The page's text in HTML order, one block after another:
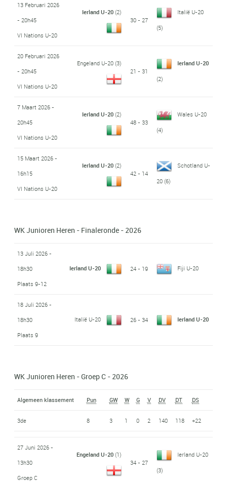
13 Februari 2026
- 20h45
VI Nations U-20
Ierland U-20(2)
30 - 27
Italië U-20
(5)
20 Februari 2026
- 20h45
VI Nations U-20
Engeland U-20(3)
21 - 31
Ierland U-20
(2)
7 Maart 2026 -
20h45
VI Nations U-20
Ierland U-20(2)
48 - 33
Wales U-20
(4)
15 Maart 2026 -
16h15
VI Nations U-20
Ierland U-20(2)
42 - 14
Schotland U-
20(6)
WK Junioren Heren - Finaleronde - 2026
13 Juli 2026 -
18h30
Plaats 9-12
Ierland U-20 24 - 19 Fiji U-20
18 Juli 2026 -
18h30
Plaats 9
Italië U-20 26 - 34 Ierland U-20
WK Junioren Heren - Groep C - 2026
Algemeen klassement Pun GW W G V DV DT DS
3de 8 3 1 0 2 140 118 +22
27 Juni 2026 -
13h30
Groep C
Engeland U-20(1)
34 - 27
Ierland U-20
(3)